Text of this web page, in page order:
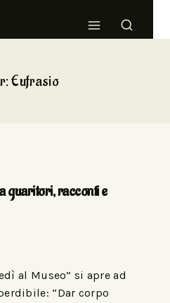
Eufrasio
guaritori, racconti e
al Museo” si apre ad
“Dar corpo